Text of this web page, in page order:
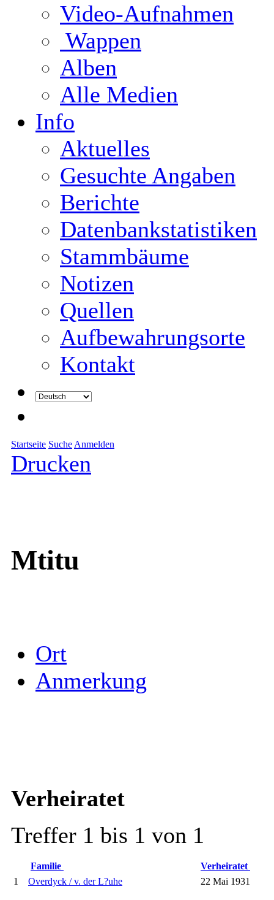
Video-Aufnahmen
Wappen
Alben
Alle Medien
Info
Aktuelles
Gesuchte Angaben
Berichte
Datenbankstatistiken
Stammbäume
Notizen
Quellen
Aufbewahrungsorte
Kontakt
Startseite Suche Anmelden
Drucken
Mtitu
Ort
Anmerkung
Verheiratet
Treffer 1 bis 1 von 1
Familie
Verheiratet
1
Overdyck / v. der L?uhe 22 Mai 1931